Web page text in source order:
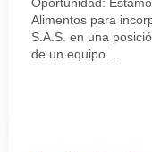
Alimentos para
S.A.S. en una
de un equipo ...